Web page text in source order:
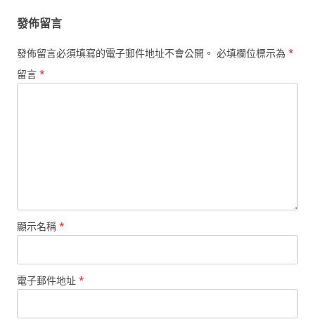
發佈留言
發佈留言必須填寫的電子郵件地址不會公開。 必填欄位標示為 *
留言 *
顯示名稱 *
電子郵件地址 *